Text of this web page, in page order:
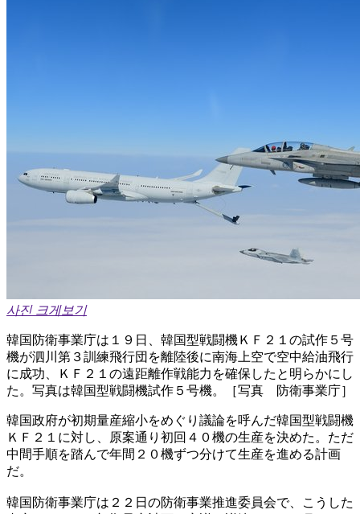
사진 크게보기
韓国防衛事業庁は１９日、韓国型戦闘機ＫＦ２１の試作５号
機が泗川第３訓練飛行団を離陸後に南海上空で空中給油飛行
に成功、ＫＦ２１の遠距離作戦能力を確保したと明らかにし
た。写真は韓国型戦闘機試作５号機。［写真 防衛事業庁］
韓国政府が初期量産縮小をめぐり議論を呼んだ韓国型戦闘機
ＫＦ２１に対し、原案通り初回４０機の生産を決めた。ただ
中間手順を踏んで年間２０機ずつ分けて生産を進める計画
だ。
韓国防衛事業庁は２２日の防衛事業推進委員会で、こうした